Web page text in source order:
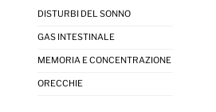
DISTURBI DEL SONNO
GAS INTESTINALE
MEMORIA E CONCENTRAZIONE
ORECCHIE